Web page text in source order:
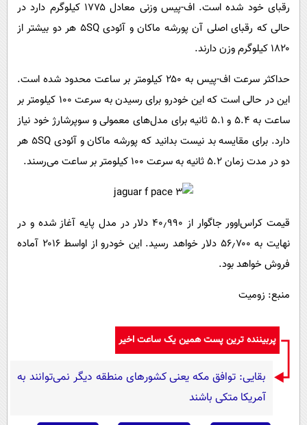
رقبای خود شده است. اف-پیس وزنی معادل ۱۷۷۵ کیلوگرم دارد در
حالی که رقبای اصلی آن پورشه ماکان و آئودیSQ
5 هر دو بیشتر از
۱۸۲۰ کیلوگرم وزن دارند.
حداکثر سرعت اف-پیس به ۲۵۰ کیلومتر بر ساعت محدود شده است.
این در حالی است که این خودرو برای رسیدن به سرعت ۱۰۰ کیلومتر بر
ساعت به ۵.۴ و ۵.۱ ثانیه برای مدل‌های معمولی و سوپرشارژ خود نیاز
دارد. برای مقایسه بد نیست بدانید که پورشه ماکان و آئودیSQ
5 هر
دو در مدت زمان ۵.۲ ثانیه به سرعت ۱۰۰ کیلومتر بر ساعت می‌رسند.
قیمت کراس‌اوور جاگوار از ۴۰٫۹۹۰ دلار در مدل پایه آغاز شده و در
نهایت به ۵۶٫۷۰۰ دلار خواهد رسید. این خودرو از اواسط ۲۰۱۶ آماده
فروش خواهد بود.
منبع: زومیت
پربیننده ترین پست همین یک ساعت اخیر
بقایی: توافق مکه یعنی کشورهای منطقه دیگر نمی‌توانند به
آمریکا متکی باشند